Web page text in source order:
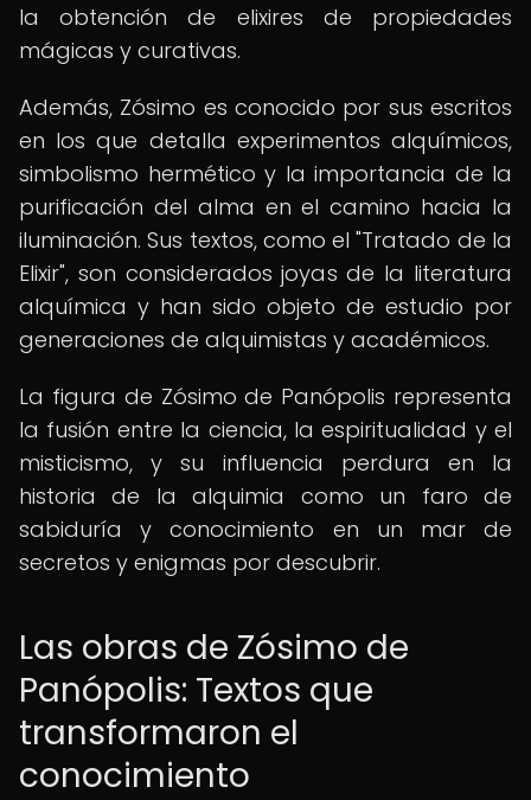
la obtención de elixires de propiedades
mágicas y curativas.
Además, Zósimo es conocido por sus escritos
en los que detalla experimentos alquímicos,
simbolismo hermético y la importancia de la
purificación del alma en el camino hacia la
iluminación. Sus textos, como el "Tratado de la
Elixir", son considerados joyas de la literatura
alquímica y han sido objeto de estudio por
generaciones de alquimistas y académicos.
La figura de Zósimo de Panópolis representa
la fusión entre la ciencia, la espiritualidad y el
misticismo, y su influencia perdura en la
historia de la alquimia como un faro de
sabiduría y conocimiento en un mar de
secretos y enigmas por descubrir.
Las obras de Zósimo de
Panópolis: Textos que
transformaron el
conocimiento